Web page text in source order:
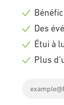
Check
Check
Des
Check
Étui à
Plus
address